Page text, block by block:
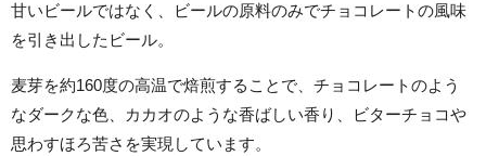
甘いビールではなく、ビールの原料のみでチョコレートの風味
を引き出したビール。
麦芽を約160度の高温で焙煎することで、チョコレートのよう
なダークな色、カカオのような香ばしい香り、ビターチョコや
思わすほろ苦さを実現しています。